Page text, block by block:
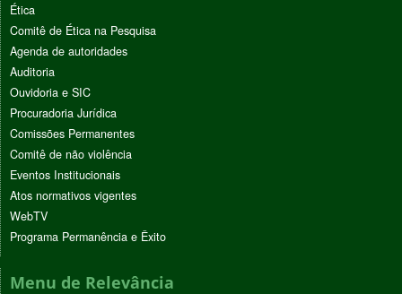
Ética
Comitê de Ética na Pesquisa
Agenda de autoridades
Auditoria
Ouvidoria e SIC
Procuradoria Jurídica
Comissões Permanentes
Comitê de não violência
Eventos Institucionais
Atos normativos vigentes
WebTV
Programa Permanência e Êxito
Menu de Relevância